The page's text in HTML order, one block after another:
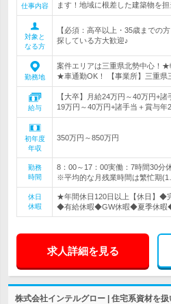
仕事内容
ます！地域に根差した建築物を
対象と
なる方
【必須：高卒以上・35歳まで
探している方大歓迎♪
勤務地
案件エリアは三重県北勢中心！
★車通勤OK！ 【事業所】三重県
給与
【大卒】月給24万円～40万円+
19万円～40万円+諸手当＋賞与
初年度
年収
350万円～850万円
勤務
時間
8：00～17：00実働：7時間30分
※平均的な月残業時間は繁忙期
休日
休暇
★年間休日120日以上【休日】◆
◆有給休暇◆GW休暇◆夏季休暇
求人詳細を見る
株式会社インテルグロー | 住宅系資材を